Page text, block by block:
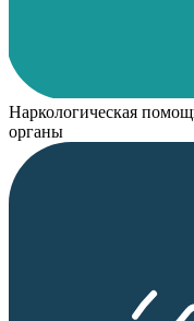
Наркологическая
органы